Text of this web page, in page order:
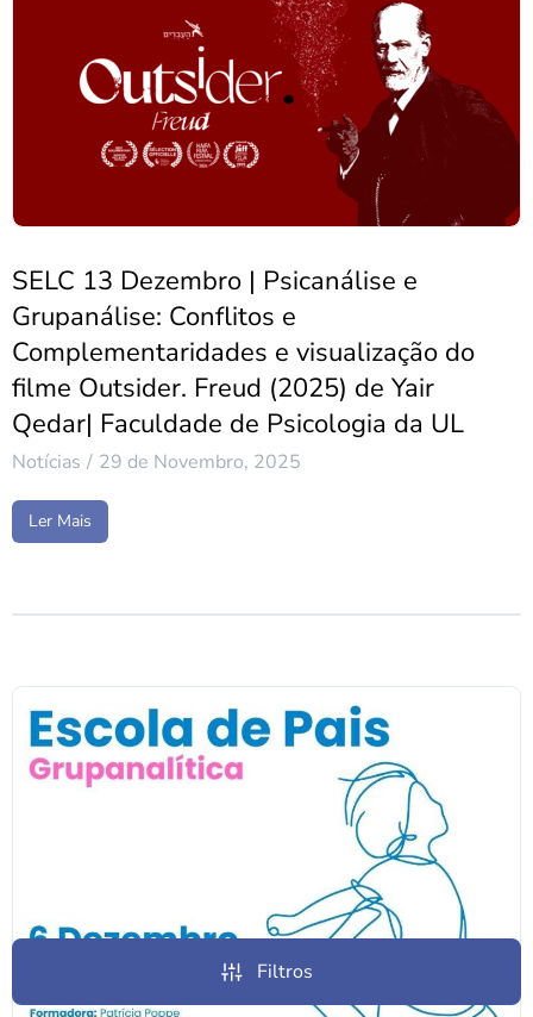
SELC 13 Dezembro | Psicanálise e
Grupanálise: Conflitos e
Complementaridades e visualização do
filme Outsider. Freud (2025) de Yair
Qedar| Faculdade de Psicologia da UL
Notícias 29 de Novembro, 2025
Ler Mais
Filtros